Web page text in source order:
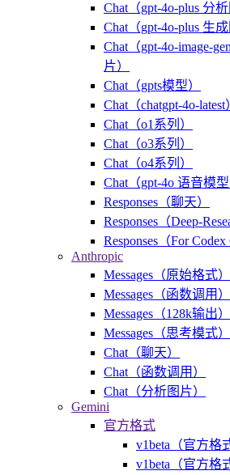
Chat（gpt-4o-plus 分析
Chat（gpt-4o-plus 生成
Chat（gpt-4o-image-
片）
Chat（gpts模型）
Chat（chatgpt-4o-latest
Chat（o1系列）
Chat（o3系列）
Chat（o4系列）
Chat（gpt-4o 语音模型
Responses（聊天）
Responses（Deep-
Responses（For Codex
Anthropic
Messages（原始格式）
Messages（函数调用）
Messages（128k输出）
Messages（思考模式）
Chat（聊天）
Chat（函数调用）
Chat（分析图片）
Gemini
官方格式
v1beta（官方格
v1beta（官方格